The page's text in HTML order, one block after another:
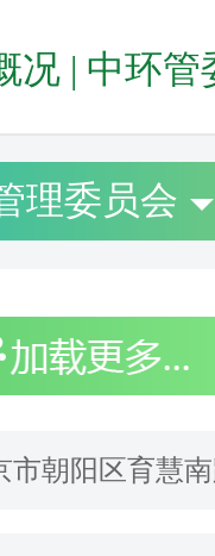
况 | 中环管
理委员会
市朝阳区育慧